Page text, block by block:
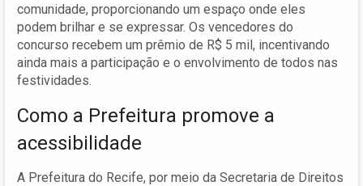
comunidade, proporcionando um espaço onde eles
podem brilhar e se expressar. Os vencedores do
concurso recebem um prêmio de R$ 5 mil, incentivando
ainda mais a participação e o envolvimento de todos nas
festividades.
Como a Prefeitura promove a
acessibilidade
A Prefeitura do Recife, por meio da Secretaria de Direitos